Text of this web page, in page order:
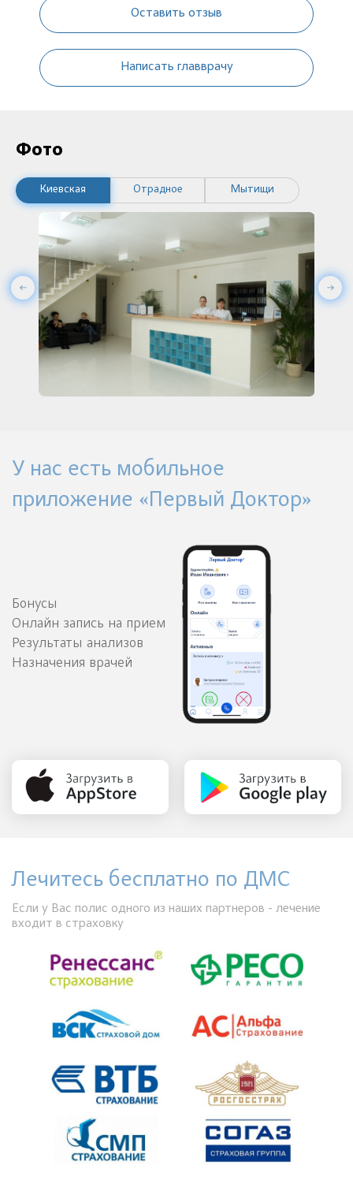
Оставить отзыв
Написать главврачу
Фото
Киевская Отрадное Мытищи
У нас есть мобильное
приложение «Первый Доктор»
Бонусы
Онлайн запись на прием
Результаты анализов
Назначения врачей
Лечитесь бесплатно по ДМС
Если у Вас полис одного из наших партнеров - лечение
входит в страховку